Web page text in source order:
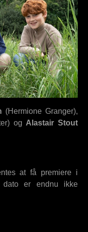
(Hermione Granger),
og Alastair Stout
at få premiere i
er endnu ikke